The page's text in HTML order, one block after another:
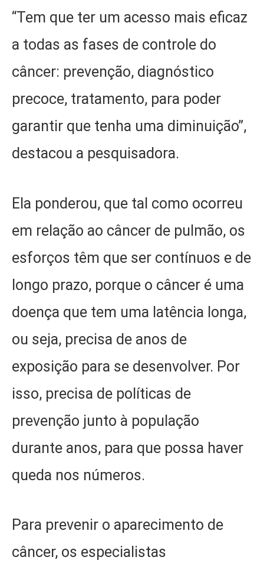
“Tem que ter um acesso mais eficaz
a todas as fases de controle do
câncer: prevenção, diagnóstico
precoce, tratamento, para poder
garantir que tenha uma diminuição”,
destacou a pesquisadora.
Ela ponderou, que tal como ocorreu
em relação ao câncer de pulmão, os
esforços têm que ser contínuos e de
longo prazo, porque o câncer é uma
doença que tem uma latência longa,
ou seja, precisa de anos de
exposição para se desenvolver. Por
isso, precisa de políticas de
prevenção junto à população
durante anos, para que possa haver
queda nos números.
Para prevenir o aparecimento de
câncer, os especialistas